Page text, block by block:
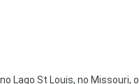
Lago St Louis, no